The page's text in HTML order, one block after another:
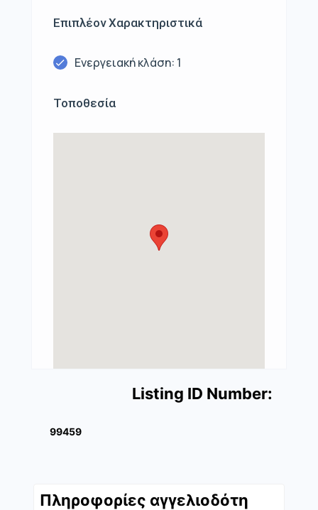
Επιπλέον Χαρακτηριστικά
Ενεργειακή κλάση: 1
Τοποθεσία
Listing ID Number:
99459
Πληροφορίες αγγελιοδότη